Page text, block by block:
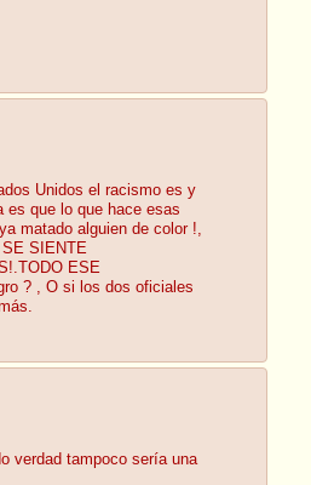
Unidos el racismo es y
es que lo que hace esas
matado alguien de color !,
SE SIENTE
ESE
? , O si los dos oficiales
verdad tampoco sería una